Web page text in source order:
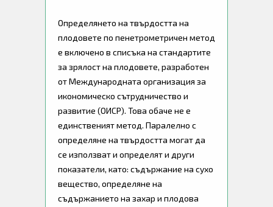
Определянето на твърдостта на
плодовете по пенетрометричен метод
е включено в списъка на стандартите
за зрялост на плодовете, разработен
от Международната организация за
икономическо сътрудничество и
развитие (ОИСР). Това обаче не е
единственият метод. Паралелно с
определяне на твърдостта могат да
се използват и определят и други
показатели, като: съдържание на сухо
вещество, определяне на
съдържанието на захар и плодова